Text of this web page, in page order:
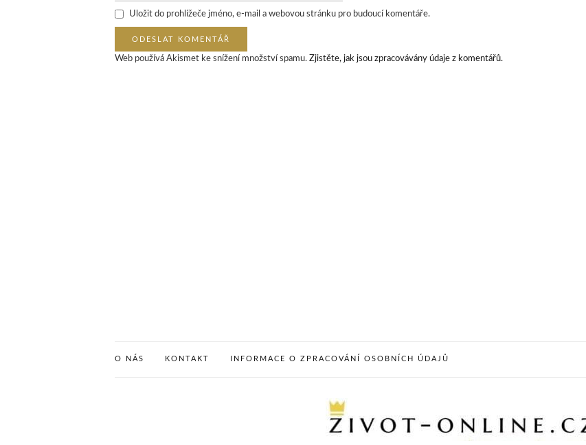
Uložit do prohlížeče jméno, e-mail a webovou stránku pro budoucí komentáře.
Web používá Akismet ke snížení množství spamu. Zjistěte, jak jsou zpracovávány údaje z komentářů.
O NÁS KONTAKT INFORMACE O ZPRACOVÁNÍ OSOBNÍCH ÚDAJŮ